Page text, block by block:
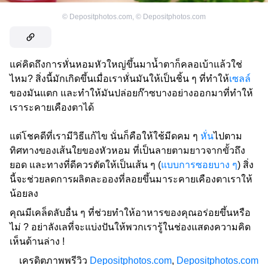
© Depositphotos.com © Depositphotos.com
แค่คิดถึงการหั่นหอมหัวใหญ่ขึ้นมาน้ำตาก็คลอเบ้าแล้วใช่
ไหม? สิ่งนี้มักเกิดขึ้นเมื่อเราหั่นมันให้เป็นชิ้น ๆ ที่ทำให้เซลล์
ของมันแตก และทำให้มันปล่อยก๊าซบางอย่างออกมาที่ทำให้
เราระคายเคืองตาได้
แต่โชคดีที่เรามีวิธีแก้ไข นั่นก็คือให้ใช้มีดคม ๆ หั่นไปตาม
ทิศทางของเส้นใยของหัวหอม ที่เป็นลายตามยาวจากขั้วถึง
ยอด และทางที่ดีควรตัดให้เป็นเส้น ๆ (แบบการซอยบาง ๆ) สิ่ง
นี้จะช่วยลดการผลิตละอองที่ลอยขึ้นมาระคายเคืองตาเราให้
น้อยลง
คุณมีเคล็ดลับอื่น ๆ ที่ช่วยทำให้อาหารของคุณอร่อยขึ้นหรือ
ไม่ ? อย่าลังเลที่จะแบ่งปันให้พวกเรารู้ในช่องแสดงความคิด
เห็นด้านล่าง !
เครดิตภาพพรีวิว Depositphotos.com, Depositphotos.com